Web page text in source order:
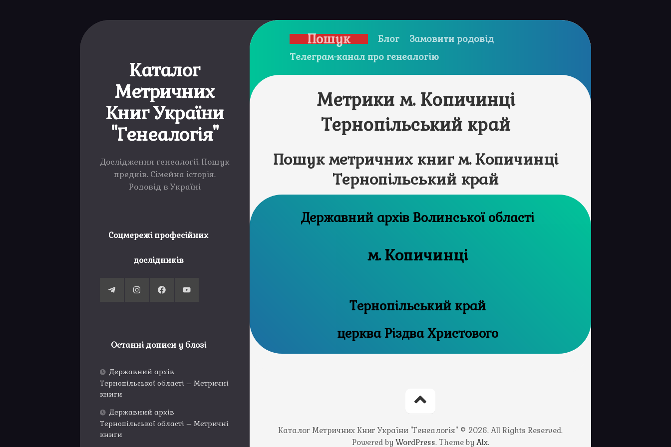
Каталог
Метричних
Книг України
"Генеалогія"
Дослідження генеалогії. Пошук
предків. Сімейна історія.
Родовід в Україні
Соцмережі професійних
дослідників
Останні дописи у блозі
Державний архів
Тернопільської області – Метричні
книги
Державний архів
Тернопільської області – Метричні
книги
Пошук Блог
Замовити родовід
Телеграм-канал про генеалогію
Метрики м. Копичинці
Тернопільський край
Пошук метричних книг м. Копичинці
Тернопільський край
Державний архів Волинської області
м. Копичинці
Тернопільський край
церква Різдва Христового
Каталог Метричних Книг України "Генеалогія" © 2026. All Rights Reserved.
Powered by WordPress. Theme by Alx.